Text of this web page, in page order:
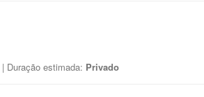
| Duração estimada: Privado